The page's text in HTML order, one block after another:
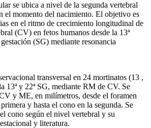
se ubica a nivel de la segunda vertebral
el momento del nacimiento. El objetivo es
en el ritmo de crecimiento longitudinal de
(CV) en fetos humanos desde la 13ª
gestación (SG) mediante resonancia
transversal en 24 mortinatos (13 ,
13ª y 22ª SG, mediante RM de CV. Se
y ME, en milímetros, desde el foramen
y hasta el cono en la segunda. Se
cono según el nivel vertebral y su
y literatura.